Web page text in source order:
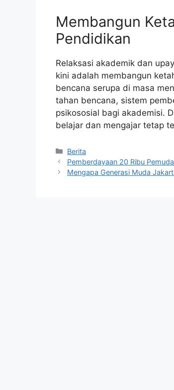
Membangun
Pendidikan
Relaksasi akademik dan
kini adalah membangun
bencana serupa di masa
tahan bencana, sistem
psikososial bagi akademisi.
belajar dan mengajar tetap
Kategori
Berita
Pemberdayaan 20 Ribu
Mengapa Generasi Muda